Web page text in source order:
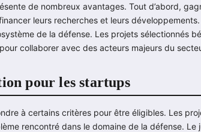
de nombreux avantages. Tout d’abord,
leurs recherches et leurs
de la défense. Les projets sélectionnés
collaborer avec des acteurs majeurs du
pour les startups
à certains critères pour être éligibles. Les
rencontré dans le domaine de la défense. Le